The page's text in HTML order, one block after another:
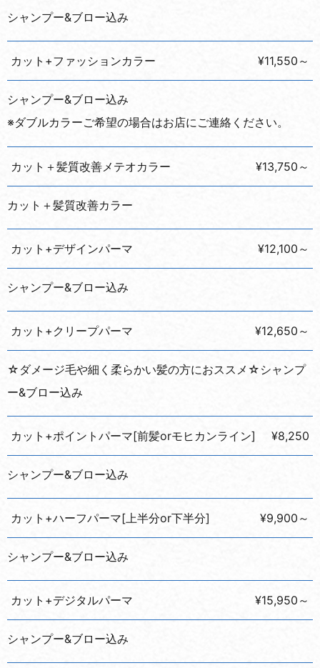
シャンプー&ブロー込み
カット+ファッションカラー ¥11,550～
シャンプー&ブロー込み
※ダブルカラーご希望の場合はお店にご連絡ください。
カット＋髪質改善メテオカラー ¥13,750～
カット＋髪質改善カラー
カット+デザインパーマ ¥12,100～
シャンプー&ブロー込み
カット+クリープパーマ ¥12,650～
☆ダメージ毛や細く柔らかい髪の方におススメ☆シャンプ
ー&ブロー込み
カット+ポイントパーマ[前髪orモヒカンライン] ¥8,250
シャンプー&ブロー込み
カット+ハーフパーマ[上半分or下半分] ¥9,900～
シャンプー&ブロー込み
カット+デジタルパーマ ¥15,950～
シャンプー&ブロー込み